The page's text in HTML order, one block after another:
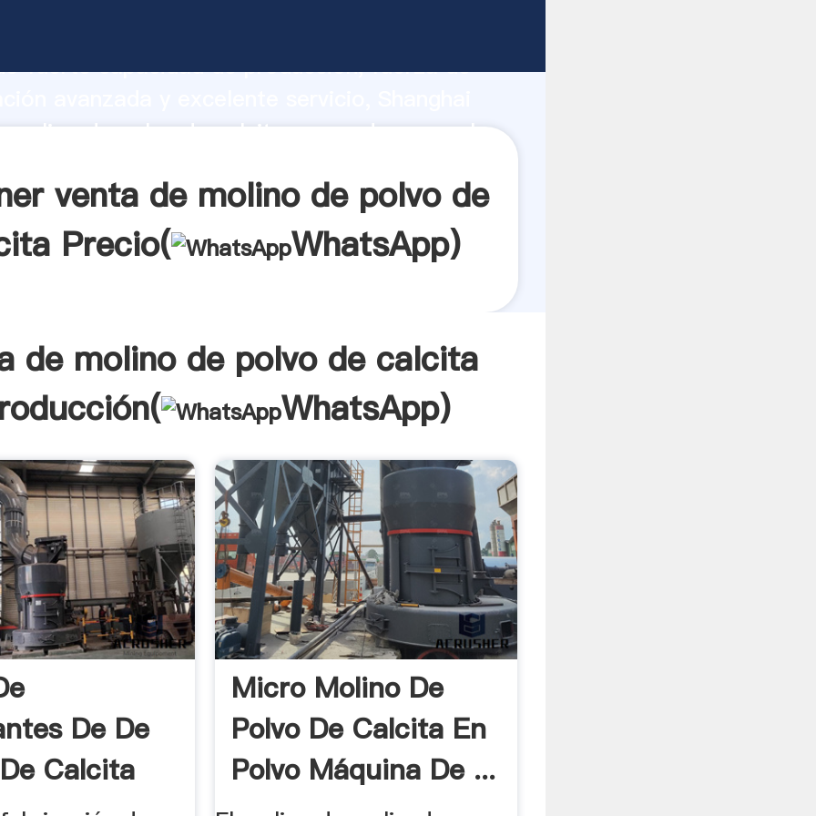
fuerte capacidad de producción, fuerza de
molino de polvo de calcita proveedor crea el
venta de molino de polvo de
Precio(
WhatsApp)
de molino de polvo de calcita
WhatsApp)
De De
Calcita
Micro Molino De
Polvo De Calcita En
Polvo Máquina De ...